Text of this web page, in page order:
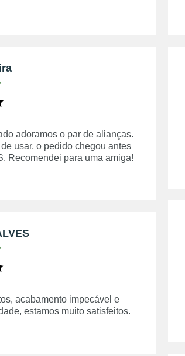
adoramos o par de alianças.
usar, o pedido chegou antes
Recomendei para uma amiga!
acabamento impecável e
estamos muito satisfeitos.